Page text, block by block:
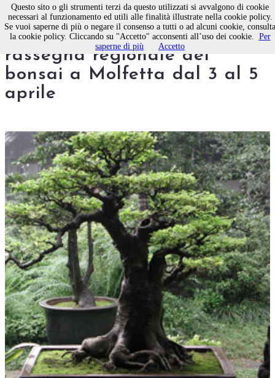
Bonsai exibition 2009,
rassegna regionale del
bonsai a Molfetta dal 3 al 5
aprile
Questo sito o gli strumenti terzi da questo utilizzati si avvalgono di cookie
necessari al funzionamento ed utili alle finalità illustrate nella cookie policy.
Se vuoi saperne di più o negare il consenso a tutti o ad alcuni cookie, consulta
la cookie policy. Cliccando su "Accetto" acconsenti all’uso dei cookie. Per
saperne di più
Accetto